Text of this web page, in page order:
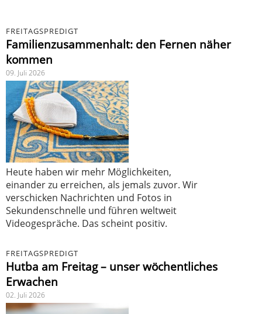
FREITAGSPREDIGT
Familienzusammenhalt: den Fernen näher
kommen
09. Juli 2026
Heute haben wir mehr Möglichkeiten,
einander zu erreichen, als jemals zuvor. Wir
verschicken Nachrichten und Fotos in
Sekundenschnelle und führen weltweit
Videogespräche. Das scheint positiv.
FREITAGSPREDIGT
Hutba am Freitag – unser wöchentliches
Erwachen
02. Juli 2026